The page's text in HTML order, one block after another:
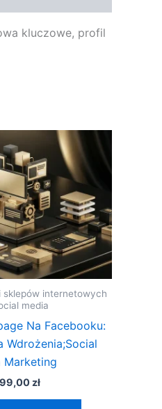
kluczowe, profil
sklepów internetowych
media
Na Facebooku:
Wdrożenia;Social
Marketing
zł